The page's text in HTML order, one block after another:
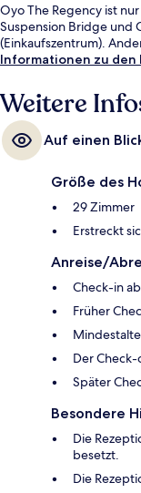
Oyo The Regency ist
Suspension Bridge und
(Einkaufszentrum).
Informationen zu den
Weitere
Auf einen
Größe des
29 Zimmer
Erstreckt
Anreise/
Check-in
Früher
Der Check-
Später
Besondere
Die
besetzt.
Die